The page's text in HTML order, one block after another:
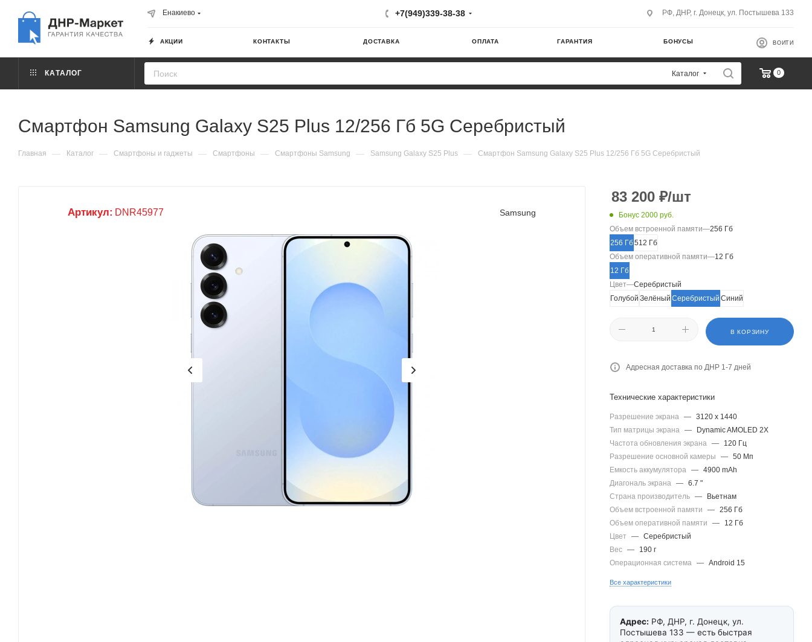
Енакиево +7(949)339-38-38 РФ, ДНР, г. Донецк, ул. Постышева 133
АКЦИИ КОНТАКТЫ ДОСТАВКА ОПЛАТА ГАРАНТИЯ БОНУСЫ ВОЙТИ
КАТАЛОГ Каталог 0
Смартфон Samsung Galaxy S25 Plus 12/256 Гб 5G Серебристый
Главная — Каталог — Смартфоны и гаджеты — Смартфоны — Смартфоны Samsung — Samsung Galaxy S25 Plus — Смартфон Samsung Galaxy S25 Plus 12/256 Гб 5G Серебристый
Артикул: DNR45977 Samsung
83 200 ₽/шт
Бонус 2000 руб.
Объем встроенной памяти—256 Гб
256 Гб 512 Гб
Объем оперативной памяти—12 Гб
12 Гб
Цвет—Серебристый
Голубой Зелёный Серебристый Синий
В КОРЗИНУ
Адресная доставка по ДНР 1-7 дней
Технические характеристики
Разрешение экрана — 3120 x 1440
Тип матрицы экрана —
Dynamic AMOLED 2X
Частота обновления экрана —
120 Гц
Разрешение основной камеры
— 50 Мп
Емкость аккумулятора — 4900 mAh
Диагональ экрана — 6.7 "
Страна производитель —
Вьетнам
Объем встроенной памяти
— 256 Гб
Объем оперативной памяти
—
12 Гб
Цвет
— Серебристый
Вес —
190 г
Операционная система — Android 15
Все характеристики
Адрес: РФ, ДНР, г. Донецк, ул.
Постышева 133 — есть быстрая